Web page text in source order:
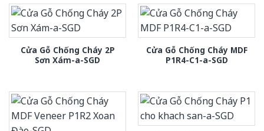
Cửa Gỗ Chống Cháy 2P
Sơn Xám-a-SGD
Cửa Gỗ Chống Cháy MDF
P1R4-C1-a-SGD